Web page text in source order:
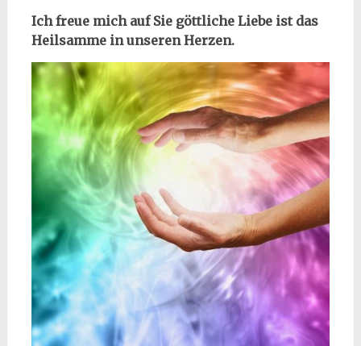
Ich freue mich auf Sie göttliche Liebe ist das
Heilsamme in unseren Herzen.